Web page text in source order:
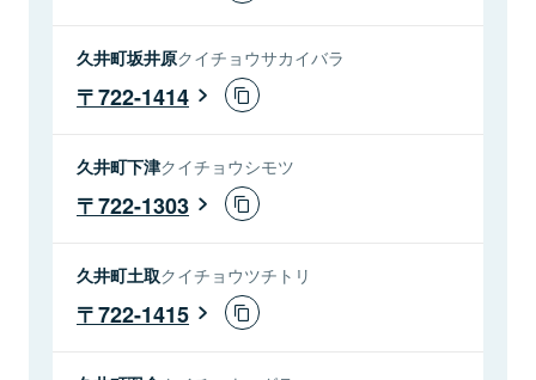
久井町坂井原クイチョウサカイバラ
722-1414
久井町下津クイチョウシモツ
722-1303
久井町土取クイチョウツチトリ
722-1415